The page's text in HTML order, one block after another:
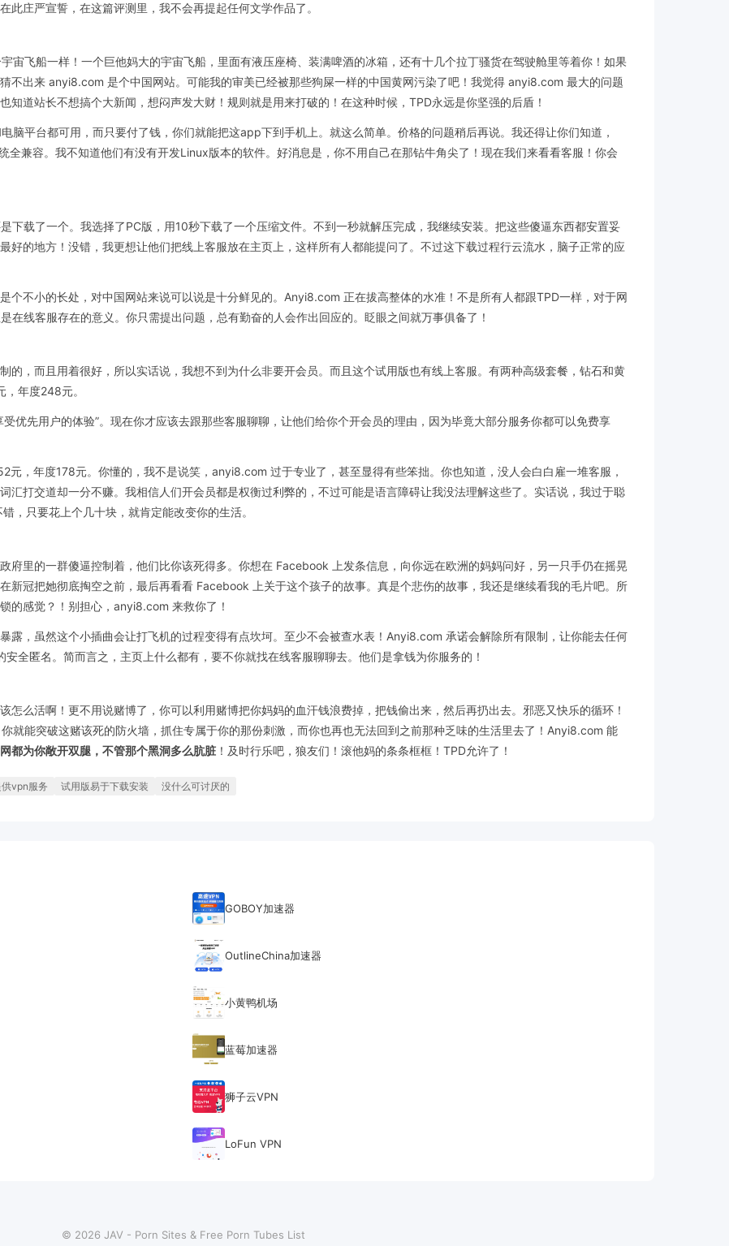
庄严宣誓，在这篇评测里，我不会再提起任何文学作品了。
宙飞船一样！一个巨他妈大的宇宙飞船，里面有液压座椅、装满啤酒的冰箱，还有十几个拉丁骚货在驾驶舱里等着你！如果
不出来 anyi8.com 是个中国网站。可能我的审美已经被那些狗屎一样的中国黄网污染了吧！我觉得 anyi8.com 最大的问题
知道站长不想搞个大新闻，想闷声发大财！规则就是用来打破的！在这种时候，TPD永远是你坚强的后盾！
脑平台都可用，而只要付了钱，你们就能把这app下到手机上。就这么简单。价格的问题稍后再说。我还得让你们知道，
兼容。我不知道他们有没有开发Linux版本的软件。好消息是，你不用自己在那钻牛角尖了！现在我们来看看客服！你会
下载了一个。我选择了PC版，用10秒下载了一个压缩文件。不到一秒就解压完成，我继续安装。把这些傻逼东西都安置妥
好的地方！没错，我更想让他们把线上客服放在主页上，这样所有人都能提问了。不过这下载过程行云流水，脑子正常的应
个不小的长处，对中国网站来说可以说是十分鲜见的。Anyi8.com 正在拔高整体的水准！不是所有人都跟TPD一样，对于网
在线客服存在的意义。你只需提出问题，总有勤奋的人会作出回应的。眨眼之间就万事俱备了！
的，而且用着很好，所以实话说，我想不到为什么非要开会员。而且这个试用版也有线上客服。有两种高级套餐，钻石和黄
年度248元。
优先用户的体验”。现在你才应该去跟那些客服聊聊，让他们给你个开会员的理由，因为毕竟大部分服务你都可以免费享
，年度178元。你懂的，我不是说笑，anyi8.com 过于专业了，甚至显得有些笨拙。你也知道，没人会白白雇一堆客服，
汇打交道却一分不赚。我相信人们开会员都是权衡过利弊的，不过可能是语言障碍让我没法理解这些了。实话说，我过于聪
，只要花上个几十块，就肯定能改变你的生活。
府里的一群傻逼控制着，他们比你该死得多。你想在 Facebook 上发条信息，向你远在欧洲的妈妈问好，另一只手仍在摇晃
新冠把她彻底掏空之前，最后再看看 Facebook 上关于这个孩子的故事。真是个悲伤的故事，我还是继续看我的毛片吧。所
的感觉？！别担心，anyi8.com 来救你了！
露，虽然这个小插曲会让打飞机的过程变得有点坎坷。至少不会被查水表！Anyi8.com 承诺会解除所有限制，让你能去任何
全匿名。简而言之，主页上什么都有，要不你就找在线客服聊聊去。他们是拿钱为你服务的！
怎么活啊！更不用说赌博了，你可以利用赌博把你妈妈的血汗钱浪费掉，把钱偷出来，然后再扔出去。邪恶又快乐的循环！
就能突破这赌该死的防火墙，抓住专属于你的那份刺激，而你也再也无法回到之前那种乏味的生活里去了！Anyi8.com 能
都为你敞开双腿，不管那个黑洞多么肮脏 ！及时行乐吧，狼友们！滚他妈的条条框框！TPD允许了！
vpn服务 试用版易于下载安装 没什么可讨厌的
GOBOY加速器
OutlineChina加速器
小黄鸭机场
蓝莓加速器
狮子云VPN
LoFun VPN
© 2026 JAV - Porn Sites & Free Porn Tubes List